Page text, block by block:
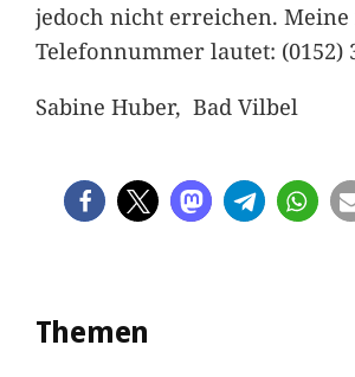
jedoch nicht erreichen.
Telefonnummer lautet: (0152)
Sabine Huber, Bad Vilbel
Themen